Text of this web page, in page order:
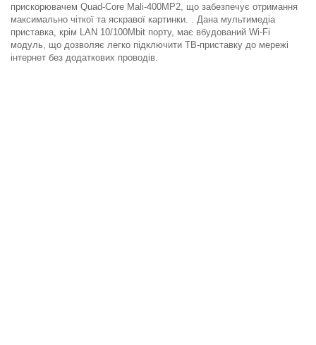
прискорювачем Quad-Core Mali-400MP2, що забезпечує отримання
максимально чіткої та яскравої картинки. . Дана мультимедіа
приставка, крім LAN 10/100Mbit порту, має вбудований Wi-Fi
модуль, що дозволяє легко підключити ТВ-приставку до мережі
інтернет без додаткових проводів.